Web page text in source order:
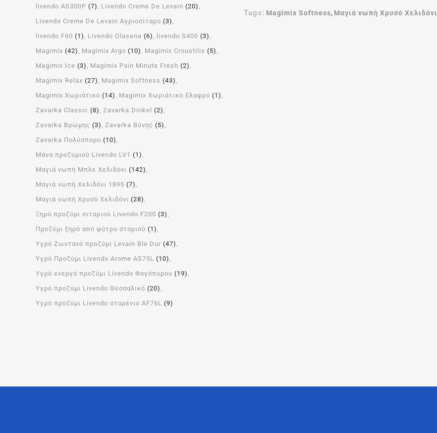
livendo AS300P (7) Livendo Creme De Levain (20)
Livendo Creme De Levain Αγριοσίταρο (3)
livendo F60 (1) Livendo Olasena (6) livendo S400 (3)
Magimix (42) Magimix Argo (10) Magimix Croustilis (5)
Magimix Ice (3) Magimix Pain Minute Fresh (2)
Magimix Relax (27) Magimix Softness (43)
Magimix Χωριάτικο (14) Magimix Χωριάτικο Ελαφρύ (1)
Zavarka Classic (8) Zavarka Dinkel (2)
Zavarka Βρώμης (3) Zavarka Βύνης (5)
Zavarka Πολύσπορο (10)
Μάνα προζυμιού Livendo LV1 (1)
Μαγιά νωπή Μπλε Χελιδόνι (142)
Μαγιά νωπή Χελιδόνι 1895 (7)
Μαγιά νωπή Χρυσό Χελιδόνι (28)
Ξηρό προζύμι σιταριού Livendo F200 (3)
Προζύμι ξηρό από φύτρο σταριού (1)
Υγρό Ζωντανό προζύμι Levain Ble Dur (47)
Υγρό Προζύμι Livendo Arome ΑS75L (10)
Υγρό ενεργό προζύμι Livendo Φαγόπυρου (19)
Υγρό προζύμι Livendo Θεσσαλικό (20)
Υγρό προζύμι Livendo σταρένιο AF76L (9)
Tags: Magimix Softness, Μαγιά νωπή Χρυσό Χελιδόνι